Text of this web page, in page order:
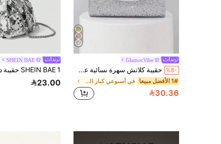
GlamorVibe
%8- حقيبة كلاتش سهرة نسائية عصرية بطراز فينتاج مع مقبض معدني، فاخرة وأنيقة ولامعة مرصعة بالراين ستون والترتر مع تفاصيل معدنية، حقيبة صندوقية بحزام معدني قابل للفصل للارتداء عبر الجسم، مناسبة للزفاف والحفلات والسهرات والنوادي الليلية والمناسبات الرسمية وإطلالات فساتين السهرة، محفظة ذهبية، 1 قطعة
1# الأفضل مبيعا في أسبوعي كبار المزارعين حقائب المساء
30.36
SHEIN BAE
23.00